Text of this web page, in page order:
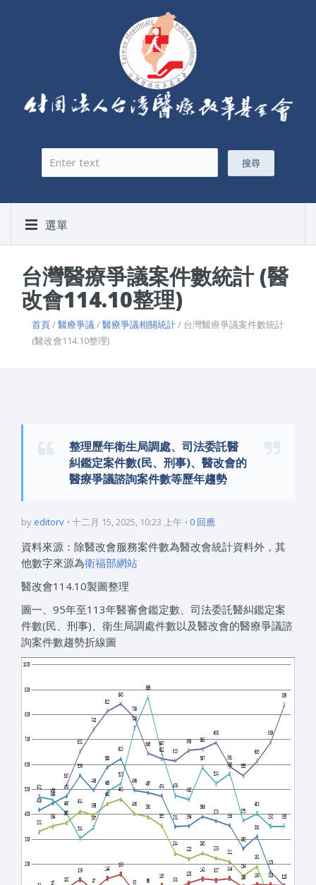
搜尋表單
搜尋
選單
台灣醫療爭議案件數統計 (醫
改會114.10整理)
首頁/醫療爭議/醫療爭議相關統計/ 台灣醫療爭議案件數統計
(醫改會114.10整理)
整理歷年衛生局調處、司法委託醫
糾鑑定案件數(民、刑事)、醫改會的
醫療爭議諮詢案件數等歷年趨勢
by editorv 十二月 15, 2025, 10:23 上午 0 回應
資料來源：除醫改會服務案件數為醫改會統計資料外，其
他數字來源為衛福部網站
醫改會114.10製圖整理
圖一、95年至113年醫審會鑑定數、司法委託醫糾鑑定案
件數(民、刑事)、衛生局調處件數以及醫改會的醫療爭議諮
詢案件數趨勢折線圖